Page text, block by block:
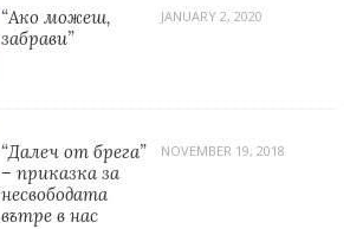
“Ако можеш,
забрави”
JANUARY 2, 2020
“Далеч от брега”
– приказка за
несвободата
вътре в нас
NOVEMBER 19, 2018